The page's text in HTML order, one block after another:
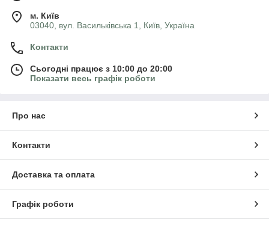
м. Київ
03040, вул. Васильківська 1, Київ, Україна
Контакти
Сьогодні працює з 10:00 до 20:00
Показати весь графік роботи
Про нас
Контакти
Доставка та оплата
Графік роботи